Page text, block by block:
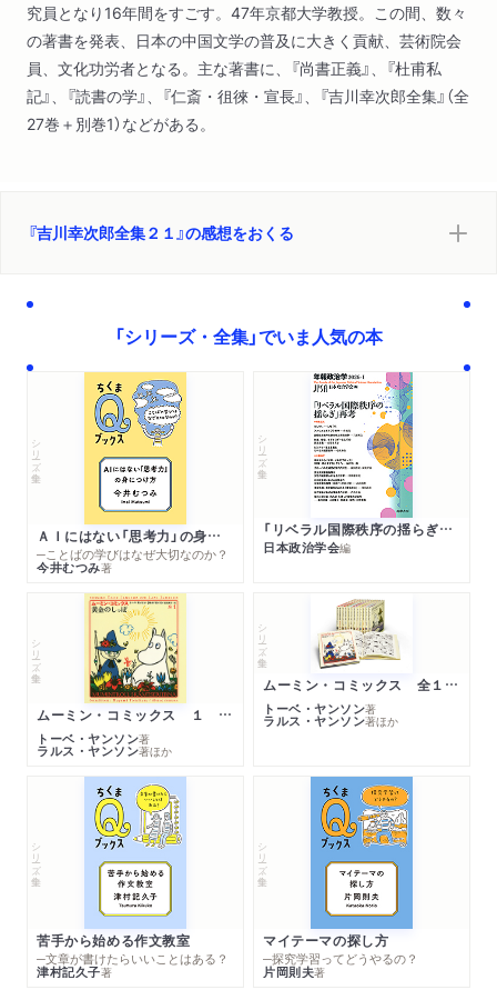
究員となり16年間をすごす。47年京都大学教授。この間、数々
の著書を発表、日本の中国文学の普及に大きく貢献、芸術院会
員、文化功労者となる。主な著書に、『尚書正義』、『杜甫私
記』、『読書の学』、『仁斎・徂徠・宣長』、『吉川幸次郎全集』（全
27巻＋別巻1）などがある。
『吉川幸次郎全集２１』の感想をおくる
「シリーズ・全集」でいま人気の本
シリーズ・全集
ＡＩにはない「思考力」の身につけ方
─ことばの学びはなぜ大切なのか？
今井むつみ著
シリーズ・全集
「リベラル国際秩序の揺らぎ」再考 年報政治学２０２６‐Ⅰ
日本政治学会編
シリーズ・全集
ムーミン・コミックス １ 黄金のしっぽ
トーベ・ヤンソン著
ラルス・ヤンソン著ほか
シリーズ・全集
ムーミン・コミックス 全１４巻セット
トーベ・ヤンソン著
ラルス・ヤンソン著ほか
シリーズ・全集
苦手から始める作文教室
─文章が書けたらいいことはある？
津村記久子著
シリーズ・全集
マイテーマの探し方
─探究学習ってどうやるの？
片岡則夫著